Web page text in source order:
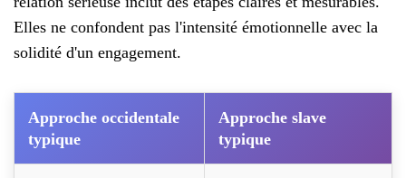
Elles ne confondent pas l'intensité émotionnelle avec la
solidité d'un engagement.
Approche occidentale
typique
Approche slave
typique